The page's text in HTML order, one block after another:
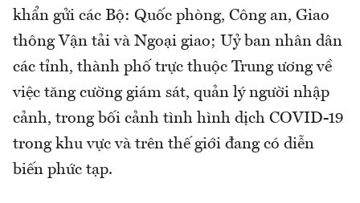
khẩn gửi các Bộ: Quốc phòng, Công an, Giao
thông Vận tải và Ngoại giao; Uỷ ban nhân dân
các tỉnh, thành phố trực thuộc Trung ương về
việc tăng cường giám sát, quản lý người nhập
cảnh, trong bối cảnh tình hình dịch COVID-19
trong khu vực và trên thế giới đang có diễn
biến phức tạp.